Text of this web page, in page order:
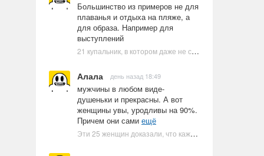
Большинство из примеров не для
плаванья и отдыха на пляже, а
для образа. Например для
выступлений
21 купальник, в котором даже не стоит пытаться плавать
Алала день назад 18:49
мужчины в любом виде-
душеньки и прекрасны. А вот
женщины увы, уродливы на 90%.
Причем они сами ещё
Эти 25 женщин доказали, что каждое тело имеет право быть в бикини